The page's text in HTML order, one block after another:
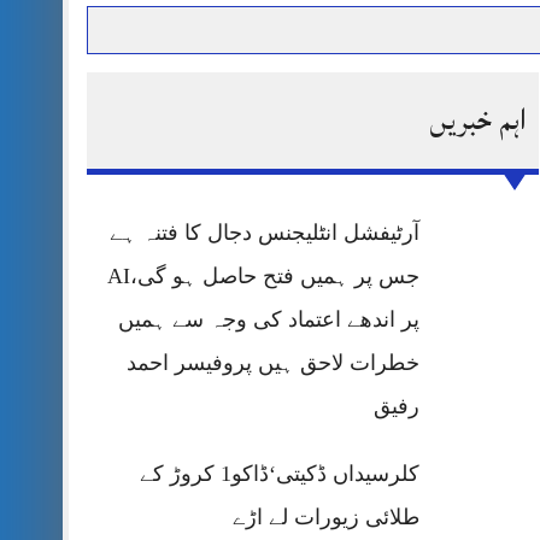
پر قربان
پریس کانفرنس
اہم خبریں
آرٹیفشل انٹلیجنس دجال کا فتنہ ہے
جس پر ہمیں فتح حاصل ہو گی،AI
پر اندھے اعتماد کی وجہ سے ہمیں
خطرات لاحق ہیں پروفیسر احمد
رفیق
کلرسیداں ڈکیتی‘ڈاکو1 کروڑ کے
طلائی زیورات لے اڑے